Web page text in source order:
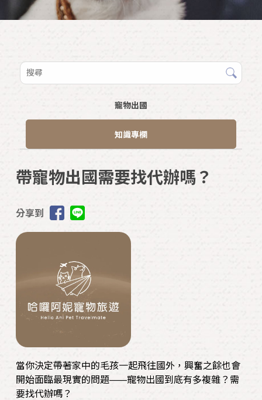
寵物出國
知識專欄
帶寵物出國需要找代辦嗎？
分享到
當你決定帶著家中的毛孩一起飛往國外，興奮之餘也會
開始面臨最現實的問題——寵物出國到底有多複雜？需
要找代辦嗎？